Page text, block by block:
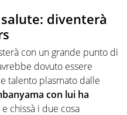
diventerà
con un grande punto di
dovuto essere
talento plasmato dalle
con lui ha
e chissà i due cosa